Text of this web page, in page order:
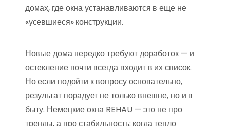
домах, где окна устанавливаются в еще не
«усевшиеся» конструкции.
Новые дома нередко требуют доработок — и
остекление почти всегда входит в их список.
Но если подойти к вопросу основательно,
результат порадует не только внешне, но и в
быту. Немецкие окна REHAU — это не про